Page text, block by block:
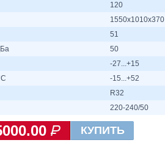
120
1550x1010x370
51
50
-27...+15
-15...+52
R32
220-240/50
КУПИТЬ